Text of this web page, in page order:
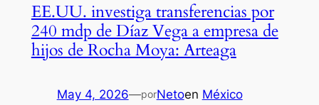
EE.UU. investiga transferencias por
240 mdp de Díaz Vega a empresa de
hijos de Rocha Moya: Arteaga
May 4, 2026—porNetoen México